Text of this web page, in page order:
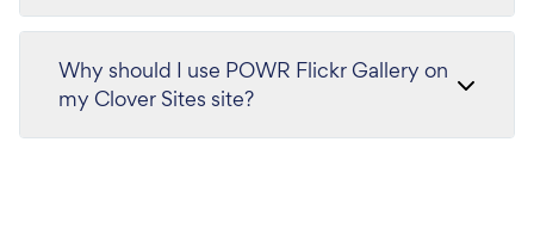
Why should I use POWR Flickr Gallery on
my Clover Sites site?